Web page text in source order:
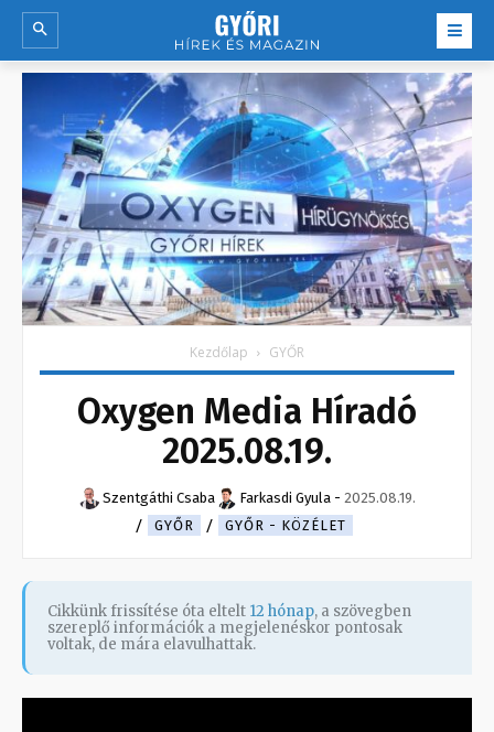
Kezdőlap GYŐR
Oxygen Media Híradó
2025.08.19.
Szentgáthi Csaba Farkasdi Gyula - 2025.08.19.
GYŐR
GYŐR - KÖZÉLET
Cikkünk frissítése óta eltelt 12 hónap, a szövegben
szereplő információk a megjelenéskor pontosak
voltak, de mára elavulhattak.